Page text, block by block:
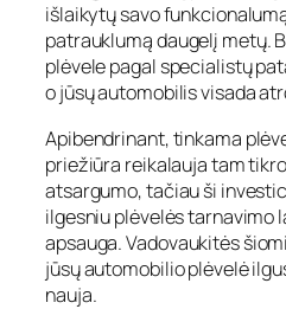
išlaikytų savo
patrauklumą daugelį metų.
plėvele pagal specialistų
o jūsų automobilis visada
Apibendrinant, tinkama
priežiūra reikalauja tam
atsargumo, tačiau ši
ilgesniu plėvelės tarnavimo
apsauga. Vadovaukitės
jūsų automobilio plėvelė
nauja.